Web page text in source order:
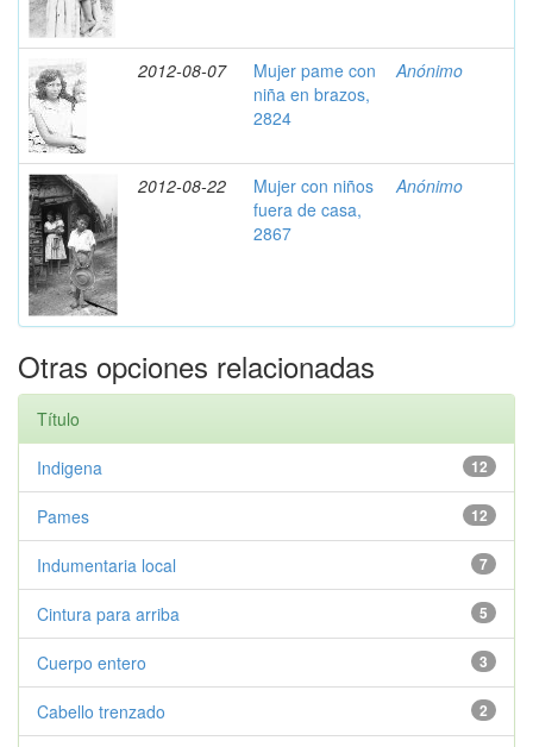
2012-08-07
Mujer pame con
niña en brazos,
2824
Anónimo
2012-08-22
Mujer con niños
fuera de casa,
2867
Anónimo
Otras opciones relacionadas
Título
12
Indigena
12
Pames
7
Indumentaria local
5
Cintura para arriba
3
Cuerpo entero
2
Cabello trenzado